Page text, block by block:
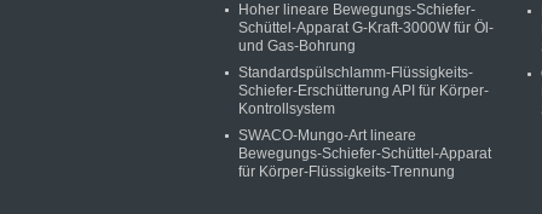
Hoher lineare Bewegungs-Schiefer-
Schüttel-Apparat G-Kraft-3000W für Öl-
und Gas-Bohrung
Standardspülschlamm-Flüssigkeits-
Schiefer-Erschütterung API für Körper-
Kontrollsystem
SWACO-Mungo-Art lineare
Bewegungs-Schiefer-Schüttel-Apparat
für Körper-Flüssigkeits-Trennung